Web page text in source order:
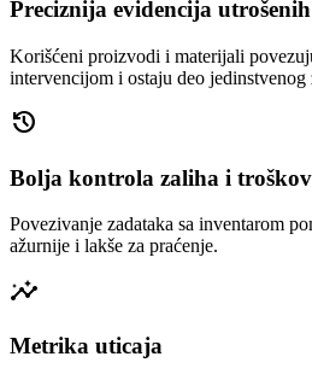
Preciznija evidencija
Korišćeni proizvodi i materijali
intervencijom i ostaju deo jedinstvenog
history
Bolja kontrola zaliha i
Povezivanje zadataka sa inventarom
ažurnije i lakše za praćenje.
insights
Metrika uticaja